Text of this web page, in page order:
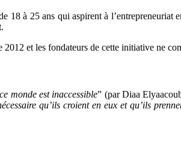
18 à 25 ans qui aspirent à l’entrepreneuriat
.
et les fondateurs de cette initiative ne
monde est inaccessible” (par Diaa
qu’ils croient en eux et qu’ils